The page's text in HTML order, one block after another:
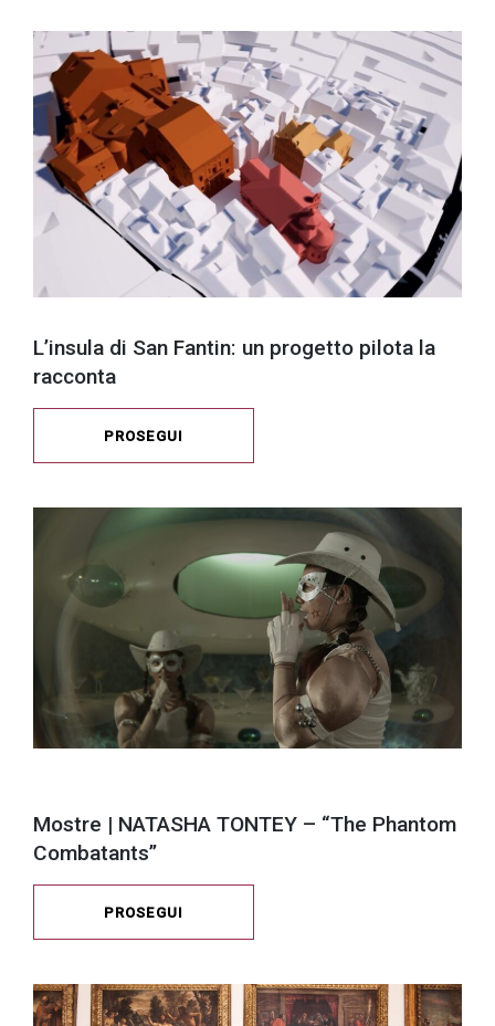
L’insula di San Fantin: un progetto pilota la
racconta
PROSEGUI
Mostre | NATASHA TONTEY – “The Phantom
Combatants”
PROSEGUI